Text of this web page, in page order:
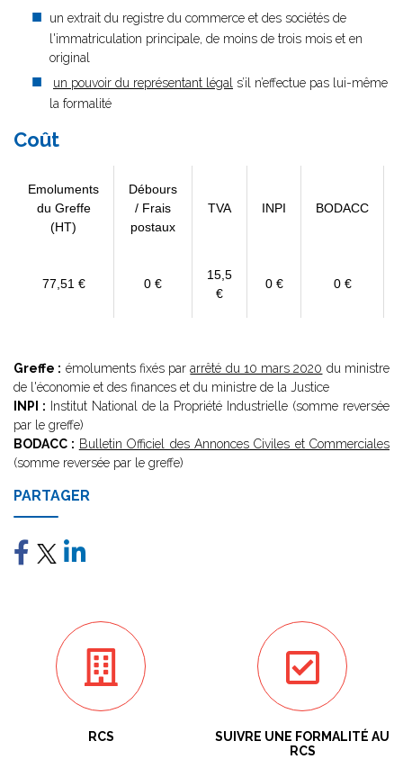
un extrait du registre du commerce et des sociétés de
l'immatriculation principale, de moins de trois mois et en
original
un pouvoir du représentant légal s’il n’effectue pas lui-même
la formalité
Coût
Emoluments
du Greffe
(HT)
Débours
/ Frais
postaux
TVA INPI BODACC
77,51 € 0 €
15,5
€
0 € 0 €
Greffe : émoluments fixés pararrêté du 10 mars 2020 du ministre
de l'économie et des finances et du ministre de la Justice
INPI : Institut National de la Propriété Industrielle (somme reversée
par le greffe)
BODACC : Bulletin Officiel des Annonces Civiles et Commerciales
(somme reversée par le greffe)
PARTAGER
RCS
SUIVRE UNE FORMALITÉ AU
RCS